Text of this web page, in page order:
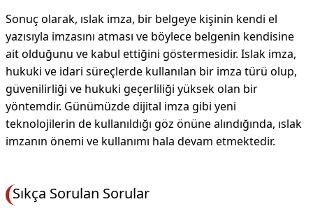
Sonuç olarak, ıslak imza, bir belgeye kişinin kendi el
yazısıyla imzasını atması ve böylece belgenin kendisine
ait olduğunu ve kabul ettiğini göstermesidir. Islak imza,
hukuki ve idari süreçlerde kullanılan bir imza türü olup,
güvenilirliği ve hukuki geçerliliği yüksek olan bir
yöntemdir. Günümüzde dijital imza gibi yeni
teknolojilerin de kullanıldığı göz önüne alındığında, ıslak
imzanın önemi ve kullanımı hala devam etmektedir.
Sıkça Sorulan Sorular